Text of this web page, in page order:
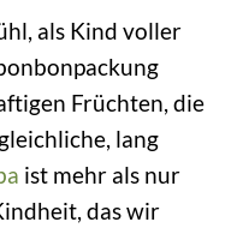
als Kind voller
Früchten, die
lang
ist mehr als nur
das wir